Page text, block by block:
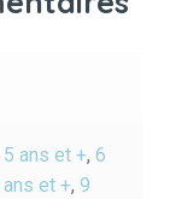
5 ans et +,6
ans et +,9